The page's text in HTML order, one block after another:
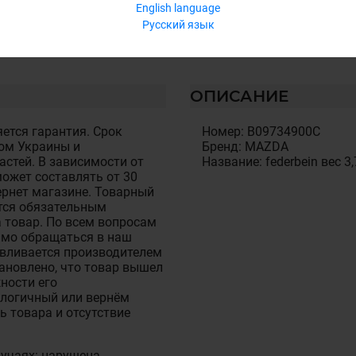
English language
Русский язык
гарантия. Срок
Украины и
В зависимости от
составлять от 30
магазине. Товарный
обязательным
товар. По всем вопросам
обращаться в наш
производителем
что товар вышел
его
или вернём
товара и отсутствие
ОПИСАНИЕ
Номер: B09734900C
Бренд: MAZDA
Название: federbein вес